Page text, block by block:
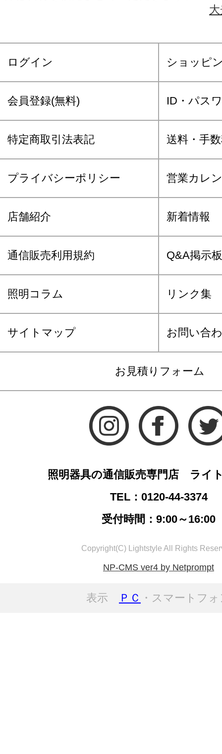
ログイン ショッピ
会員登録(無料) ID・パス
特定商取引法表記 送料・手
プライバシーポリシー 営業カレ
店舗紹介 新着情報
通信販売利用規約 Q&A掲示板
照明コラム リンク集
サイトマップ お問い合
お見積りフォーム
照明器具の通信販売専門店 ライ
TEL：0120-44-3374
受付時間：9:00～16:00
Copyright(C) Lightstyle All Rights
NP-CMS ver4 by Netprompt
表示 ＰＣ ・スマートフ